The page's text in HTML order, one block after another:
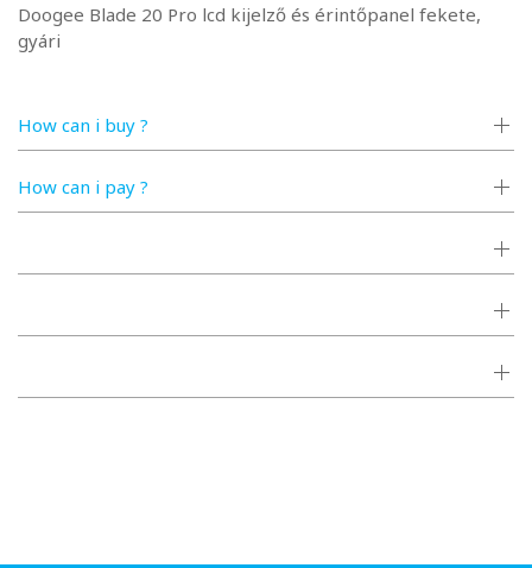
How can i buy ?
How can i pay ?
Doogee Blade 20 Pro lcd kijelző és érintőpanel fekete,
gyári